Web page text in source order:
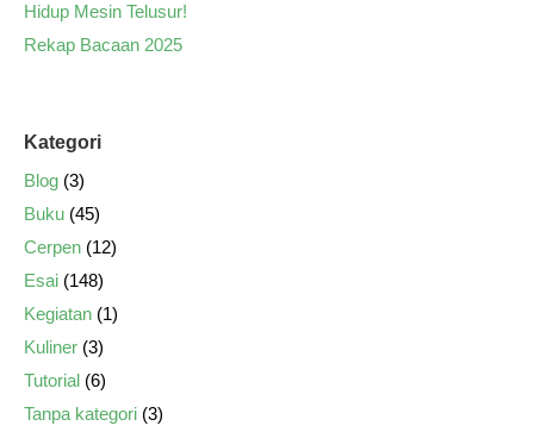
Hidup Mesin Telusur!
Rekap Bacaan 2025
Kategori
Blog (3)
Buku (45)
Cerpen (12)
Esai (148)
Kegiatan (1)
Kuliner (3)
Tutorial (6)
Tanpa kategori (3)